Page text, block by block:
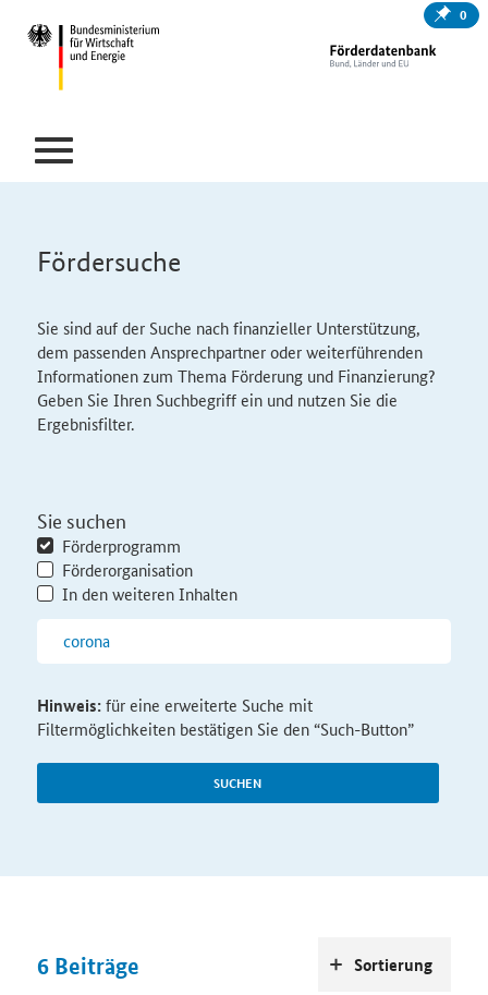
0
Fördersuche
Sie sind auf der Suche nach finanzieller Unterstützung,
dem passenden Ansprechpartner oder weiterführenden
Informationen zum Thema Förderung und Finanzierung?
Geben Sie Ihren Suchbegriff ein und nutzen Sie die
Ergebnisfilter.
Sie suchen
Förderprogramm
Förderorganisation
In den weiteren Inhalten
SUCHEN
Hinweis:für eine erweiterte Suche mit
Filtermöglichkeiten bestätigen Sie den “Such-Button”
6 Beiträge Sortierung